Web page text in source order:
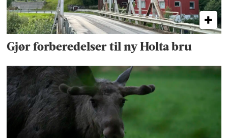
Gjør forberedelser til ny Holta bru